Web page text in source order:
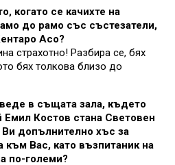
когато се качихте на
до рамо със състезатели,
Асо?
страхотно! Разбира се, бях
бях толкова близо до
в същата зала, където
Костов стана Световен
допълнително хъс за
към Вас, като възпитаник на
по-големи?